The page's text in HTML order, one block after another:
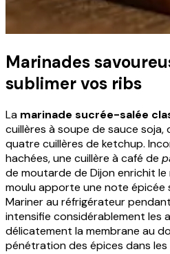
Marinades
sublimer vos ribs
La marinade sucrée-salée
cuillères à soupe de sauce soja,
quatre cuillères de ketchup.
hachées, une cuillère à café de
de moutarde de Dijon enrichit le
moulu apporte une note épicée
Mariner au réfrigérateur
intensifie considérablement les
délicatement la membrane au
pénétration des épices dans les